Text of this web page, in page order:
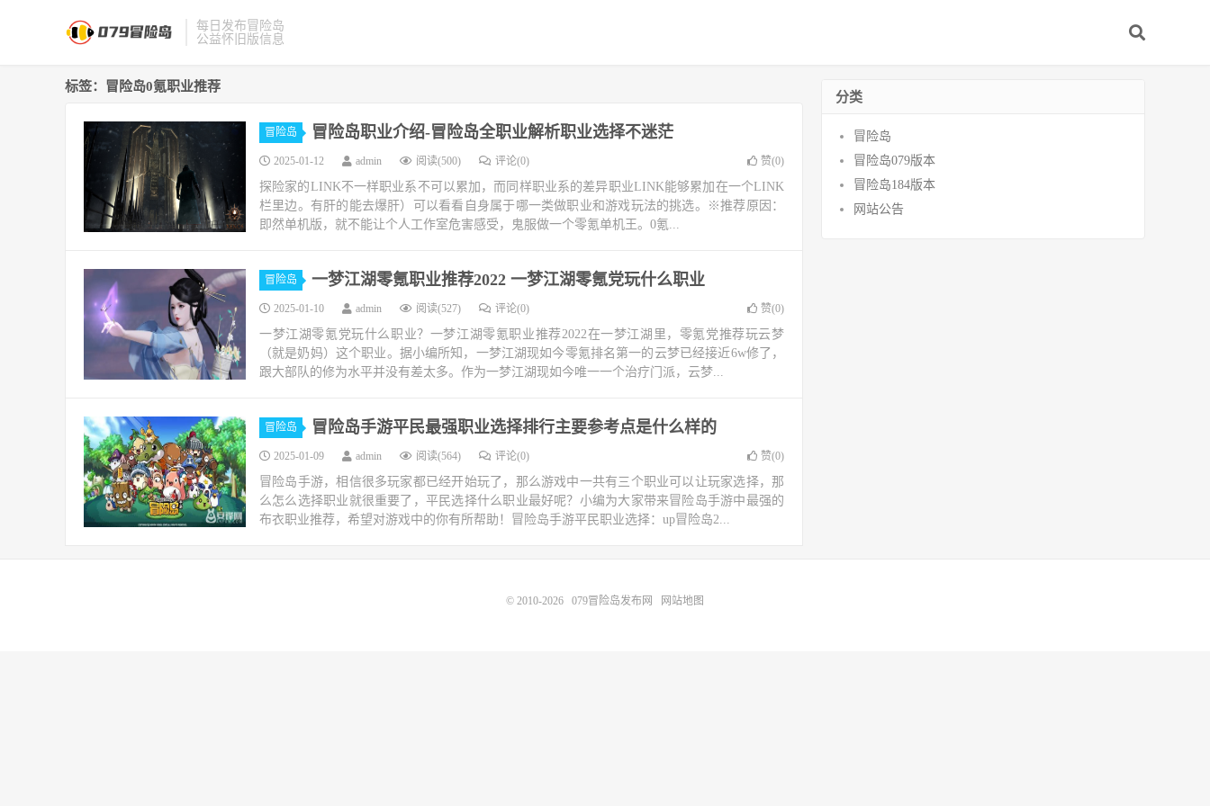
每日发布冒险岛
公益怀旧版信息
标签：冒险岛0氪职业推荐
冒险岛 冒险岛职业介绍-冒险岛全职业解析职业选择不迷茫
2025-01-12 admin 阅读(500) 评论(0) 赞(0)
探险家的LINK不一样职业系不可以累加，而同样职业系的差异职业LINK能够累加在一个LINK
栏里边。有肝的能去爆肝）可以看看自身属于哪一类做职业和游戏玩法的挑选。※推荐原因：
即然单机版，就不能让个人工作室危害感受，鬼服做一个零氪单机王。0氪...
冒险岛 一梦江湖零氪职业推荐2022 一梦江湖零氪党玩什么职业
2025-01-10 admin 阅读(527) 评论(0) 赞(0)
一梦江湖零氪党玩什么职业？一梦江湖零氪职业推荐2022在一梦江湖里，零氪党推荐玩云梦
（就是奶妈）这个职业。据小编所知，一梦江湖现如今零氪排名第一的云梦已经接近6w修了，
跟大部队的修为水平并没有差太多。作为一梦江湖现如今唯一一个治疗门派，云梦...
冒险岛 冒险岛手游平民最强职业选择排行主要参考点是什么样的
2025-01-09 admin 阅读(564) 评论(0) 赞(0)
冒险岛手游，相信很多玩家都已经开始玩了，那么游戏中一共有三个职业可以让玩家选择，那
么怎么选择职业就很重要了，平民选择什么职业最好呢？小编为大家带来冒险岛手游中最强的
布衣职业推荐，希望对游戏中的你有所帮助！冒险岛手游平民职业选择：up冒险岛2...
分类
冒险岛
冒险岛079版本
冒险岛184版本
网站公告
© 2010-2026 079冒险岛发布网 网站地图